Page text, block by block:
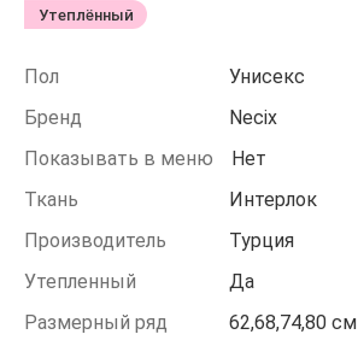
Утеплённый
Пол
Унисекс
Бренд
Necix
Показывать в меню
Нет
Ткань
Интерлок
Производитель
Турция
Утепленный
Да
Размерный ряд
62,68,74,80 см